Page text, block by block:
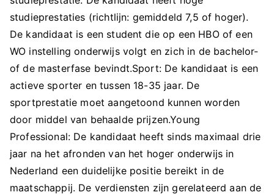
studieprestaties (richtlijn: gemiddeld 7,5 of hoger).
De kandidaat is een student die op een HBO of een
WO instelling onderwijs volgt en zich in de bachelor-
of de masterfase bevindt.Sport: De kandidaat is een
actieve sporter en tussen 18-35 jaar. De
sportprestatie moet aangetoond kunnen worden
door middel van behaalde prijzen.Young
Professional: De kandidaat heeft sinds maximaal drie
jaar na het afronden van het hoger onderwijs in
Nederland een duidelijke positie bereikt in de
maatschappij. De verdiensten zijn gerelateerd aan de